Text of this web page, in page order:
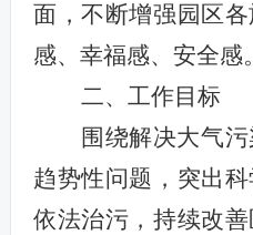
面，不断增强园区
感、幸福感、安全感。
二、工作目标
围绕解决大气污
趋势性问题，突出科
依法治污，持续改